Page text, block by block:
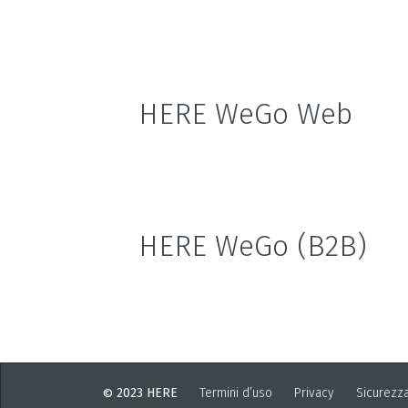
HERE WeGo Web
HERE WeGo (B2B)
© 2023 HERE Termini d’uso Privacy